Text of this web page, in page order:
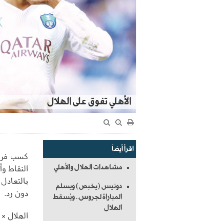
الأهلي تفوق على الهلال
اقرأ أيضاً
مشاهدات الهلال والأهلي
دونيس (يخبص) ويسلم
المباراة لجروس.. ويُسقط
الهلال
كسب
النقاط
دون رد.
الهلال ×